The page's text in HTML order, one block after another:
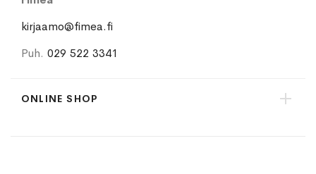
kirjaamo@fimea.fi
Puh. 029 522 3341
ONLINE SHOP